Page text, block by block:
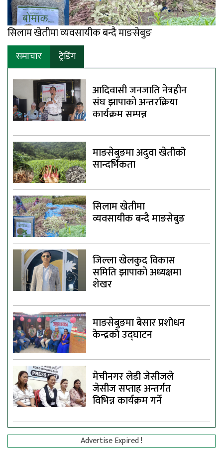
सिलाम खेतीमा व्यवसायीक बन्दै माङसेबुङ
समाचार ट्रेडिंग
आदिवासी जनजाति नेत्रहीन
संघ झापाको अन्तरक्रिया
कार्यक्रम सम्पन्न
माङसेबुङमा अदुवा खेतीको
सान्दर्भिकता
सिलाम खेतीमा
व्यवसायीक बन्दै माङसेबुङ
जिल्ला खेलकुद विकास
समिति झापाको अध्यक्षमा
शेखर
माङसेबुङमा बेसार प्रशोधन
केन्द्रको उद्घाटन
मेचीनगर लेडी जेसीजले
जेसीज सप्ताह अन्तर्गत
विभिन्न कार्यक्रम गर्ने
Advertise Expired !